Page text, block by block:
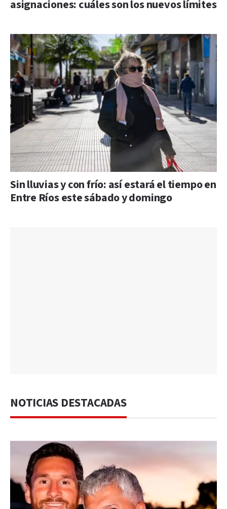
asignaciones: cuáles son los nuevos límites
Sin lluvias y con frío: así estará el tiempo en
Entre Ríos este sábado y domingo
NOTICIAS DESTACADAS